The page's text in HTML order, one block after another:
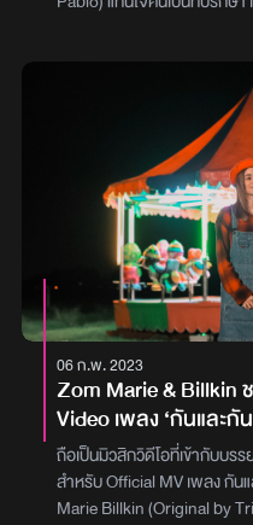
วิทวัส, พี่ๆ แก๊ง OHANA, พี่
แป๋ม, พี่เจนนี่ ปาหนัน, พี่ปิงปอ
คนคือผู้มีพระคุณของหนูค่ะ“
เนื้อหาหนูว่าก็เติบโตขึ้นตามวั
มีความรักเนอะ ก็เลยอยากป
แหละค่ะ แล้วคำแนะนำแม่ก็แซ่
อยากให้เพลงนี้เป็นเพลงประจ
เปิดไปเต้นไปม้วนหน้าม้วนหลัง
TikTok แล้วแท็กมาให้หนูดูด้ว
ของทุกคนด้วยนะคะ เบิ้บบู”สา
จาก MILLI ft. ฮาย อาภาพร
ทุกบริการ Music
ตัวแทนของเพื่อนสาวที่มาเล่
แบบว่าอยากจะเลิกใจจะขาด
ในอ้อมกอดของชายหนุ่ม เพื่อน
แบบไม่รู้เนื้อรู้ตัวโดยเพลงนี้ยัง
ผ่านท่อนแร็ปแบบฉบับของ มิล
ใส่สุดปรอท แถมด้วยกิมมิกท่อ
และผสมผสานกับพาร์ตดนต
หนึ่งในเพลงจากอัลบั้ม
ชื่นชอบในขณะที่มิวสิกวิดีโอมา
บาดใจ และนอกจากทั้งคู่จะป
แล้ว ยังได้ อองรี แห่งวง
เหี้ยม และดาว TikTok ที่มีผู้ติ
babyjolystar มารับบทนางเอ
ของหนู เพลง บอยพาโบ้ ด้วย
BUM แหละ ได้พี่โบกี้ไลอ้อนม
รับมาแจมเพลงนี้กับหนู พี่โบเ
อยากให้ทุกคนฝากติดตามผล
06 ก.พ. 2023
Zom Marie & Billkin
Video เพลง ‘กันและ
ฉันกับฉัน’ จาก GDH
ถือเป็นมิวสิกวิดีโอที่เข้ากับบร
สำหรับ Official MV เพลง กั
Marie Billkin (Original by Triumphs Kingdom)โปรดิวซ์โดย โฟร์-